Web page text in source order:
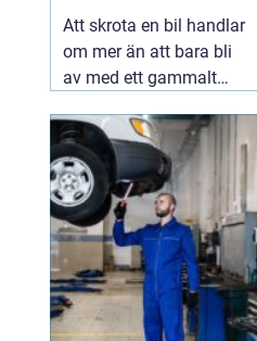
skrotning
Att skrota en bil handlar
om mer än att bara bli
av med ett gammalt
skrotning frigör plats,
minskar miljöpåverkan
och gör att värdefulla
resurser kan användas
igen. För den som söker
09 juli 2026